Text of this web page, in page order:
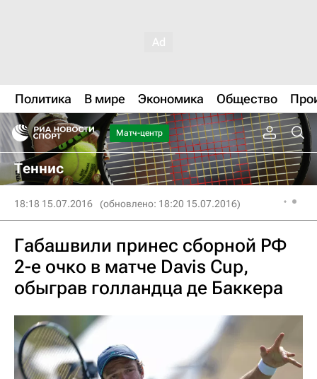
Политика В мире Экономика Общество
Матч-центр
Теннис
18:18 15.07.2016 (обновлено: 18:20 15.07.2016)
Габашвили принес сборной РФ
2-е очко в матче Davis Cup,
обыграв голландца де Баккера